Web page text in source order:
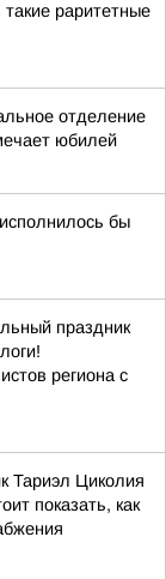
раритетные
отделение
юбилей
бы
праздник
региона с
Тариэл Циколия
показать, как